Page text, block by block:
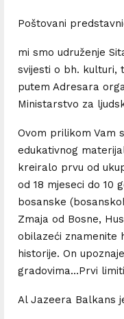
Poštovani
mi smo udruženje
svijesti o bh. kulturi,
putem Adresara
Ministarstvo za
Ovom prilikom Vam
edukativnog
kreiralo prvu od
od 18 mjeseci do 10
bosanske
Zmaja od Bosne,
obilazeći znamenite
historije. On
gradovima…Prvi
Al Jazeera Balkans